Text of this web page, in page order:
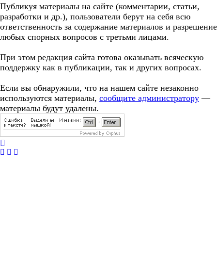
Публикуя материалы на сайте (комментарии, статьи,
разработки и др.), пользователи берут на себя всю
ответственность за содержание материалов и разрешение
любых спорных вопросов с третьми лицами.
При этом редакция сайта готова оказывать всяческую
поддержку как в публикации, так и других вопросах.
Если вы обнаружили, что на нашем сайте незаконно
используются материалы, сообщите администратору —
материалы будут удалены.